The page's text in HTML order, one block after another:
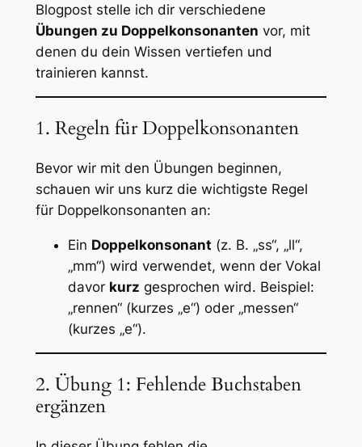
Blogpost stelle ich dir verschiedene
Übungen zu Doppelkonsonanten vor, mit
denen du dein Wissen vertiefen und
trainieren kannst.
1. Regeln für Doppelkonsonanten
Bevor wir mit den Übungen beginnen,
schauen wir uns kurz die wichtigste Regel
für Doppelkonsonanten an:
Ein Doppelkonsonant (z. B. „ss“, „ll“,
„mm“) wird verwendet, wenn der Vokal
davor kurz gesprochen wird. Beispiel:
„rennen“ (kurzes „e“) oder „messen“
(kurzes „e“).
2. Übung 1: Fehlende Buchstaben
ergänzen